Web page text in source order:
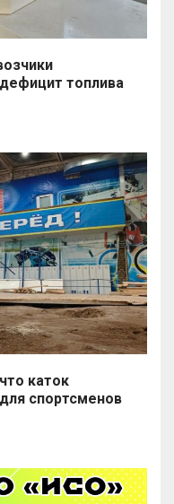
топлива
каток
спортсменов